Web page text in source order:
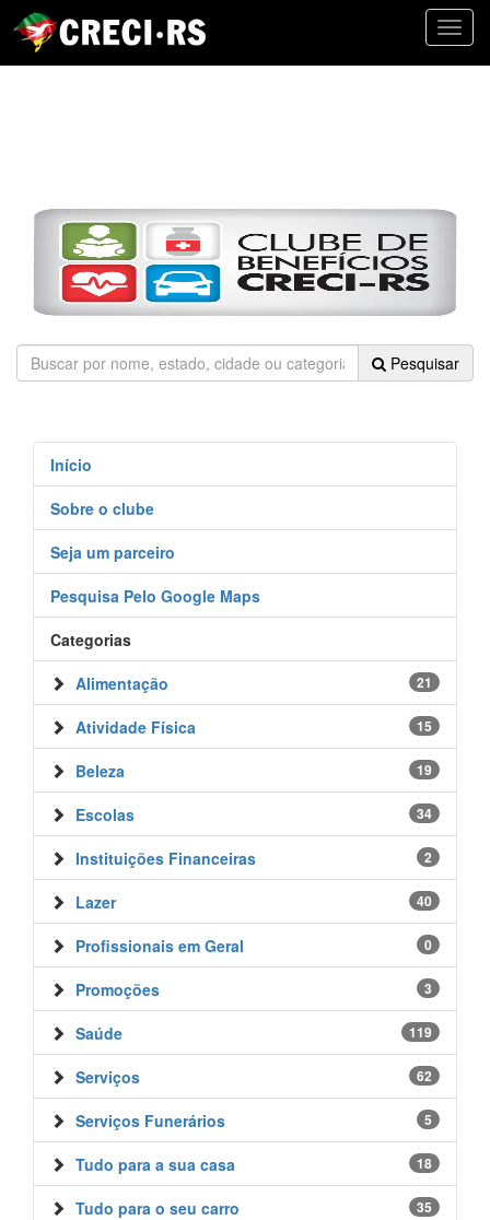
Pesquisar
Início
Sobre o clube
Seja um parceiro
Pesquisa Pelo Google Maps
Categorias
21
Alimentação
15
Atividade Física
19
Beleza
34
Escolas
2
Instituições Financeiras
40
Lazer
0
Profissionais em Geral
3
Promoções
119
Saúde
62
Serviços
5
Serviços Funerários
18
Tudo para a sua casa
35
Tudo para o seu carro